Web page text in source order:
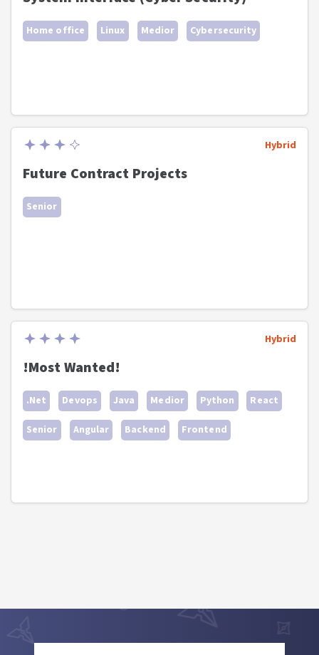
Home office Linux Medior Cybersecurity
Hybrid
Future Contract Projects
Senior
Hybrid
!Most Wanted!
.Net Devops Java Medior Python React
Senior Angular Backend Frontend